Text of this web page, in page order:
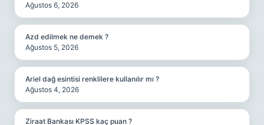
Ağustos 6, 2026
Azd edilmek ne demek ?
Ağustos 5, 2026
Ariel dağ esintisi renklilere kullanılır mı ?
Ağustos 4, 2026
Ziraat Bankası KPSS kaç puan ?